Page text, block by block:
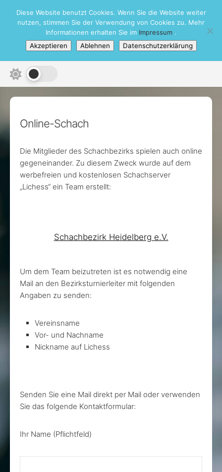
content
Schachbezirk Heidelberg e.V.
Online-Schach
Die Mitglieder des Schachbezirks spielen auch online
gegeneinander. Zu diesem Zweck wurde auf dem
werbefreien und kostenlosen Schachserver
„Lichess“ ein Team erstellt:
Schachbezirk Heidelberg e.V.
Um dem Team beizutreten ist es notwendig eine
Mail an den Bezirksturnierleiter mit folgenden
Angaben zu senden:
Vereinsname
Vor- und Nachname
Nickname auf Lichess
Senden Sie eine Mail direkt per Mail oder verwenden
Sie das folgende Kontaktformular:
Ihr Name (Pflichtfeld)
Diese Website benutzt Cookies. Wenn Sie die Website weiter
nutzen, stimmen Sie der Verwendung von Cookies zu. Mehr
Informationen erhalten Sie im Impressum .
Akzeptieren
Ablehnen Datenschutzerklärung